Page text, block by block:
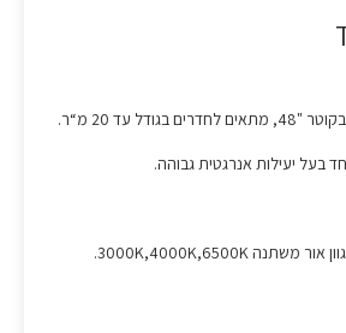
עד 20 מ“ר.
בעל יעילות אנרגטית גבוהה.